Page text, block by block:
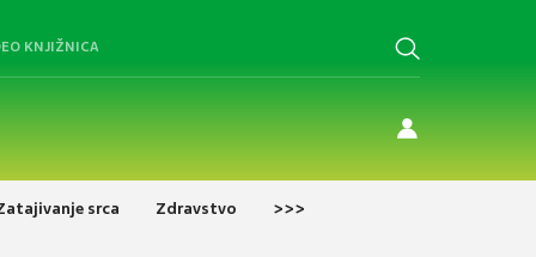
KNJIŽNICA
srca Zdravstvo >>>